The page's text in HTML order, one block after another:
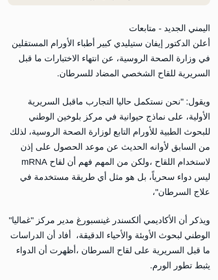
اليمني الجديد - متابعات
أعلن الدكتور إيفان ستيليدي كبير أطباء الأورام المستقلين
في وزارة الصحة الروسية، عن انتهاء الاختبارات ما قبل
السريرية للقاح الشخصي المضاد للسرطان.
ويقول: "نحن نستكمل حاليا التجارب ماقبل السريرية
الأولية، على نماذج حيوانية في مركز بلوخين الوطني
للبحوث الطبية للأورام التابع لوزارة الصحة الروسية، لذلك
من السابق لأوانه الحديث عن موعد الحصول على إذن
لاستخدام اللقاح ،ولكن من المهم فهم أن لقاح mRNA
ليس دواء سحرياً، بل هو مثل أي طريقة مستخدمة في
علاج السرطان"،
ويذكر أن الأكاديمي ألكسندر غينسبورغ مدير مركز "غماليا"
الوطني لبحوث الأوبئة والأحياء الدقيقة، أفاد أن الدراسات
ما قبل السريرية على لقاح السرطان ،أظهرت أن الدواء
يثبط تطور الورم.